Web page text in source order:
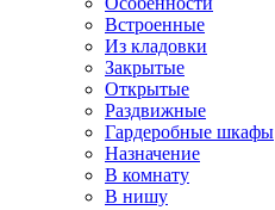
Встроенные
Из кладовки
Закрытые
Открытые
Раздвижные
Гардеробные шкафы
Назначение
В комнату
В нишу